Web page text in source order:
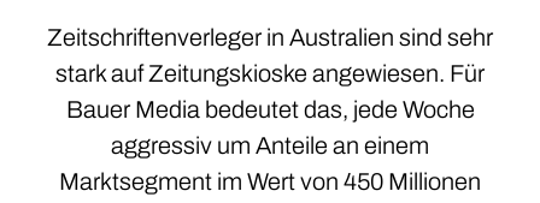
Zeitschriftenverleger in Australien sind sehr
stark auf Zeitungskioske angewiesen. Für
Bauer Media bedeutet das, jede Woche
aggressiv um Anteile an einem
Marktsegment im Wert von 450 Millionen